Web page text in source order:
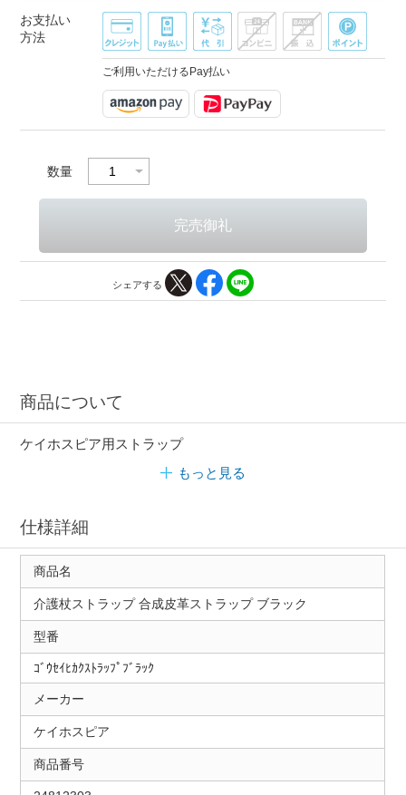
お支払い
方法
ご利用いただけるPay払い
数量
シェアする
商品について
ケイホスピア用ストラップ
もっと見る
仕様詳細
商品名
介護杖ストラップ 合成皮革ストラップ ブラック
型番
ｺﾞｳｾｲﾋｶｸｽﾄﾗｯﾌﾟﾌﾞﾗｯｸ
メーカー
ケイホスピア
商品番号